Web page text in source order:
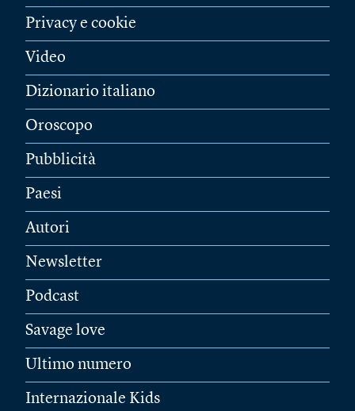
Privacy e cookie
Video
Dizionario italiano
Oroscopo
Pubblicità
Paesi
Autori
Newsletter
Podcast
Savage love
Ultimo numero
Internazionale Kids